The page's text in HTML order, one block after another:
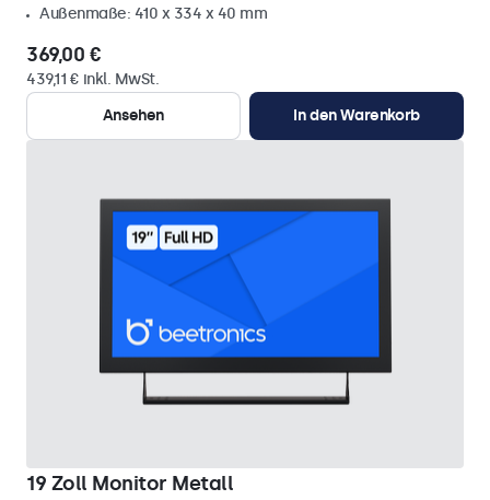
Außenmaße: 410 x 334 x 40 mm
369,00 €
439,11 € inkl. MwSt.
Ansehen
In den Warenkorb
19 Zoll Monitor Metall